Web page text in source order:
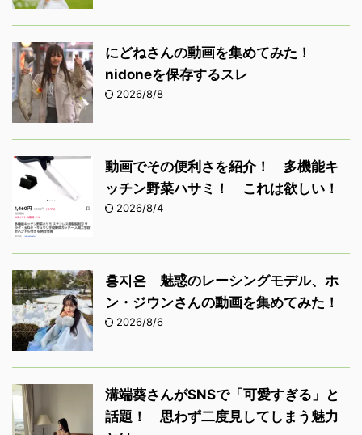
にどねさんの動画を集めてみた！
nidoneを保存するスレ
2026/8/8
動画でその便利さを紹介！ 多機能キ
ッチン野菜ハサミ！ これは欲しい！
2026/8/4
홍지은 魅惑のレーシングモデル、ホ
ン・ジウンさんの動画を集めてみた！
2026/8/6
溝端葵さんがSNSで「可愛すぎる」と
話題！ 思わず二度見してしまう魅力